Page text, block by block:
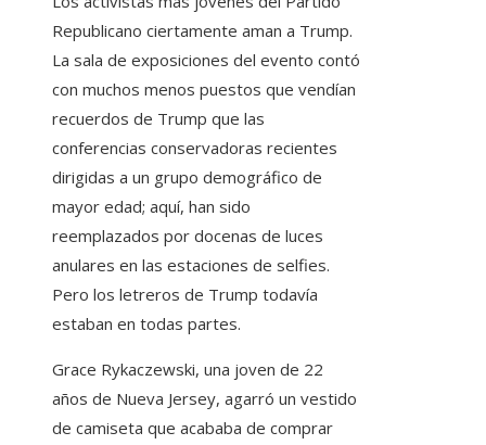
Republicano ciertamente aman a Trump.
La sala de exposiciones del evento contó
con muchos menos puestos que vendían
recuerdos de Trump que las
conferencias conservadoras recientes
dirigidas a un grupo demográfico de
mayor edad; aquí, han sido
reemplazados por docenas de luces
anulares en las estaciones de selfies.
Pero los letreros de Trump todavía
estaban en todas partes.
Grace Rykaczewski, una joven de 22
años de Nueva Jersey, agarró un vestido
de camiseta que acababa de comprar